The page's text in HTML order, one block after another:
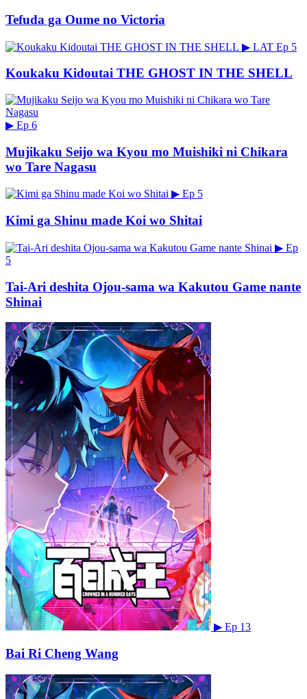
Tefuda ga Oume no Victoria
▶ LAT Ep 5
Koukaku Kidoutai THE GHOST IN THE SHELL
▶ Ep 6
Mujikaku Seijo wa Kyou mo Muishiki ni Chikara
wo Tare Nagasu
▶ Ep 5
Kimi ga Shinu made Koi wo Shitai
▶ Ep
5
Tai-Ari deshita Ojou-sama wa Kakutou Game nante
Shinai
▶ Ep 13
Bai Ri Cheng Wang